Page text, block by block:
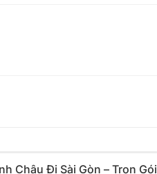
Châu Đi Sài Gòn – Trọn Gói